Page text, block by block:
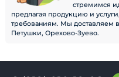
стремимся
предлагая продукцию и
требованиям. Мы доставляем
Петушки, Орехово-Зуево.